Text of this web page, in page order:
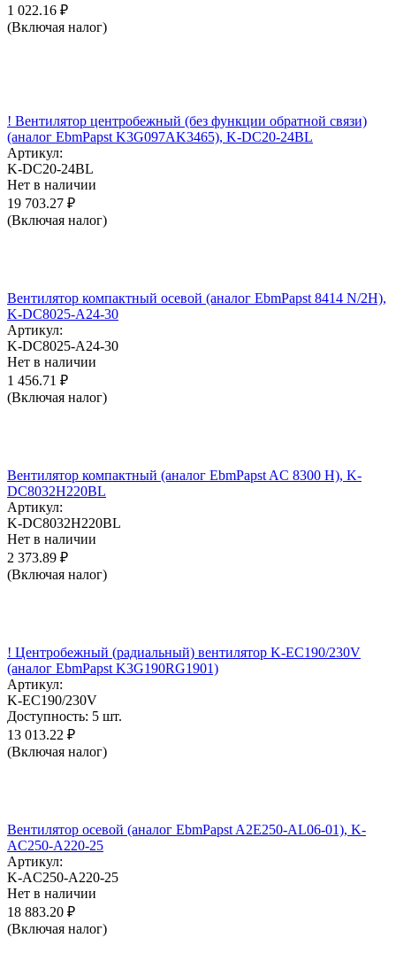
1 022.16 ₽
(Включая налог)
! Вентилятор центробежный (без функции обратной связи)
(аналог EbmPapst K3G097AK3465), K-DC20-24BL
Артикул:
K-DC20-24BL
Нет в наличии
19 703.27 ₽
(Включая налог)
Вентилятор компактный осевой (аналог EbmPapst 8414 N/2H),
K-DC8025-A24-30
Артикул:
K-DC8025-A24-30
Нет в наличии
1 456.71 ₽
(Включая налог)
Вентилятор компактный (аналог EbmPapst AC 8300 H), K-
DC8032H220BL
Артикул:
K-DC8032H220BL
Нет в наличии
2 373.89 ₽
(Включая налог)
! Центробежный (радиальный) вентилятор K-EC190/230V
(аналог EbmPapst K3G190RG1901)
Артикул:
K-EC190/230V
Доступность: 5 шт.
13 013.22 ₽
(Включая налог)
Вентилятор осевой (аналог EbmPapst A2E250-AL06-01), K-
AC250-A220-25
Артикул:
K-AC250-A220-25
Нет в наличии
18 883.20 ₽
(Включая налог)